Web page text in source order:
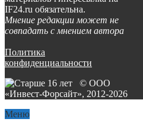
IF24.ru обязательна.
Мнение редакции может не
совпадать с мнением автора
Политика
конфиденциальности
© ООО
«Инвест-Форсайт», 2012-2026
Меню